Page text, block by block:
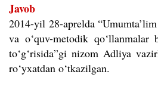
Javob
2014-yil 28-aprelda
va o‘quv-metodik qo‘llanmalar
to‘g‘risida”gi nizom Adliya
ro‘yxatdan o‘tkazilgan.